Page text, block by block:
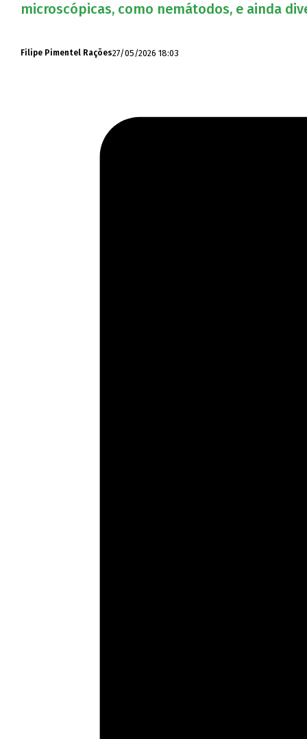
microscópicas, como nemátodos, e ainda
Filipe Pimentel Rações27/05/2026 18:03